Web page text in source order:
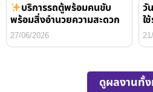
บริการรถตู้พร้อมคนขับ
พร้อมสิ่งอำนวยความสะดวก
27/06/2026
วั
ใ
ดูผลงานทั้